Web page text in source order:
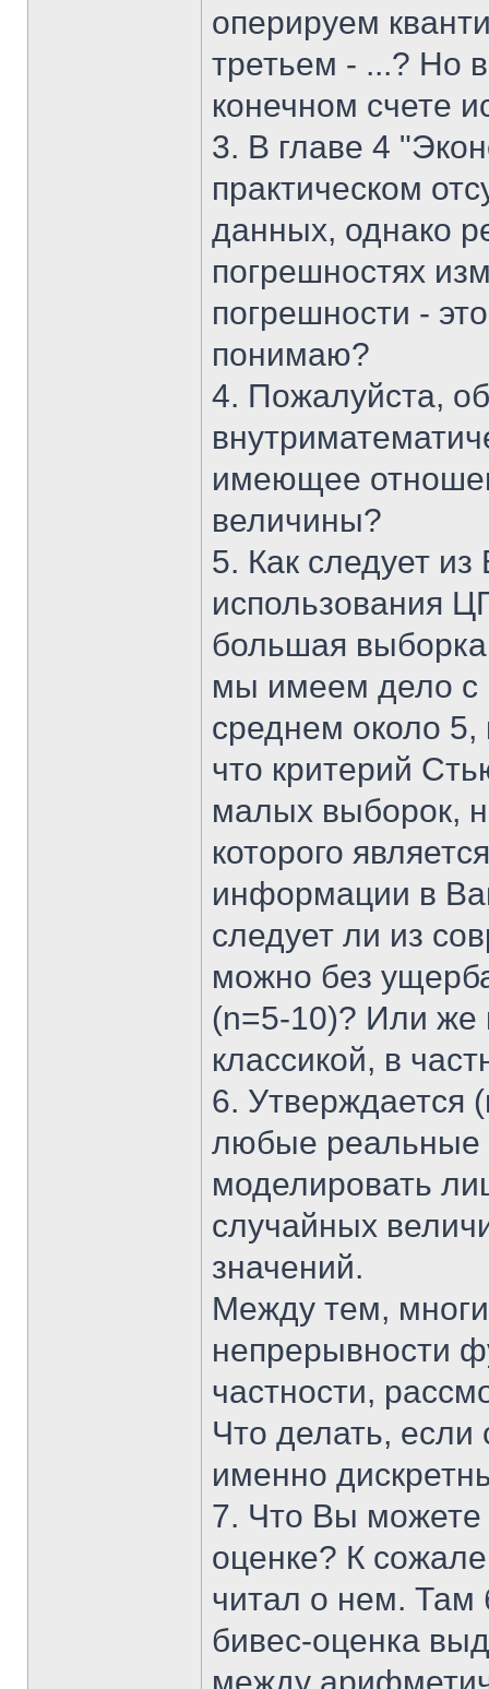
оперируем
третьем - ...? Но
конечном счете
3. В главе 4
практическом
данных, однако
погрешностях
погрешности -
понимаю?
4. Пожалуйста,
имеющее
величины?
5. Как следует
использования
большая
мы имеем дело с
среднем около 5,
что критерий
малых выборок,
которого
информации в
следует ли из
можно без
(n=5-10)? Или же
классикой, в
6. Утверждается
любые реальные
моделировать
случайных
значений.
Между тем,
непрерывности
частности,
Что делать,
именно
7. Что Вы можете
оценке? К
читал о нем. Там
бивес-оценка